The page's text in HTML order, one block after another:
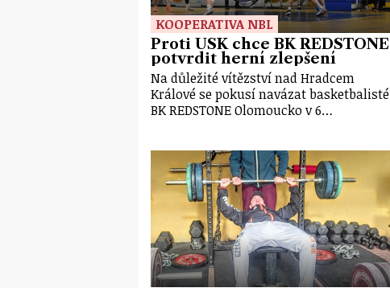
KOOPERATIVA NBL
Proti USK chce BK REDSTONE
potvrdit herní zlepšení
Na důležité vítězství nad Hradcem
Králové se pokusí navázat basketbalisté
BK REDSTONE Olomoucko v 6…